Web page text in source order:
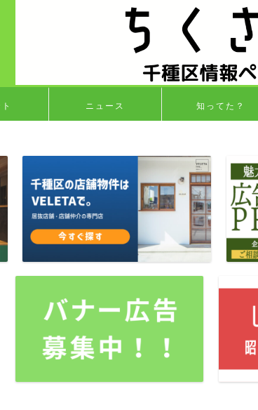
ニュース 知ってた？